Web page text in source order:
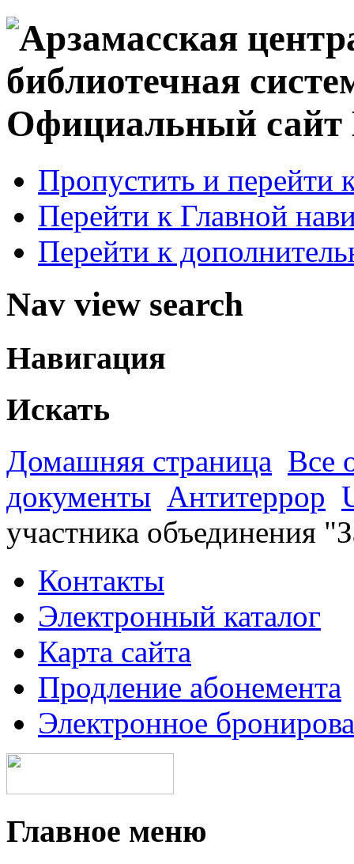
Официальный
Пропустить и перейти
Перейти к Главной
Перейти к
Nav view search
Навигация
Искать
Домашняя страница Все
документы Антитеррор
участника объединения
Контакты
Электронный каталог
Карта сайта
Продление абонемента
Электронное
Главное меню